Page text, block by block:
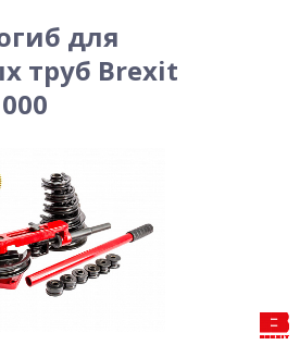
для
труб Brexit